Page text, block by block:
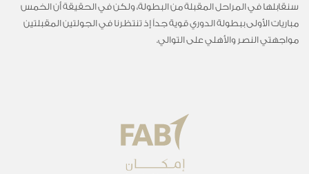
سنقابلها في المراحل المقبلة من البطولة، ولكن في الحقيقة أن الخمس
مباريات الأولى ببطولة الدوري قوية جداً إذ تنتظرنا في الجولتين المقبلتين
مواجهتي النصر والأهلي على التوالي.